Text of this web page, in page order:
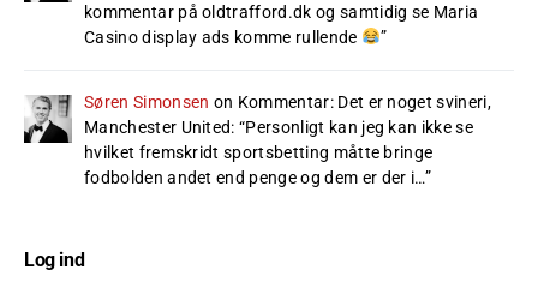
kommentar på oldtrafford.dk og samtidig se Maria
Casino display ads komme rullende
”
Søren Simonsen on Kommentar: Det er noget svineri,
Manchester United: “Personligt kan jeg kan ikke se
hvilket fremskridt sportsbetting måtte bringe
fodbolden andet end penge og dem er der i…”
Log ind